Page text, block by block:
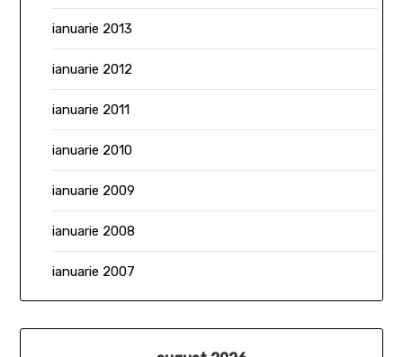
ianuarie 2013
ianuarie 2012
ianuarie 2011
ianuarie 2010
ianuarie 2009
ianuarie 2008
ianuarie 2007